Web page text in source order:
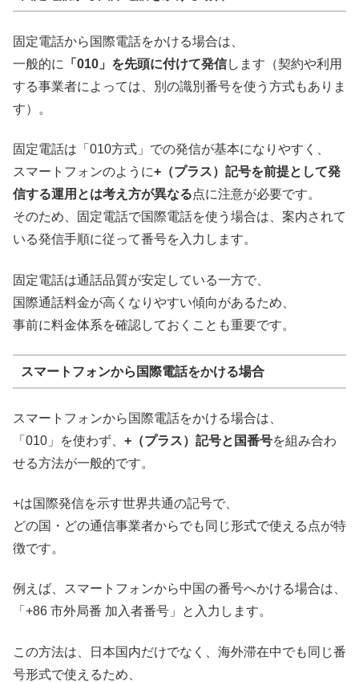
固定電話から国際電話をかける場合は、
一般的に
「010」を先頭に付けて発信します（契約や利用
する事業者によっては、別の識別番号を使う方式もありま
す）。
固定電話は「010方式」での発信が基本になりやすく、
スマートフォンのように+（プラス）記号を前提として発
信する運用とは考え方が異なる点に注意が必要です。
そのため、固定電話で国際電話を使う場合は、案内されて
いる発信手順に従って番号を入力します。
固定電話は通話品質が安定している一方で、
国際通話料金が高くなりやすい傾向があるため、
事前に料金体系を確認しておくことも重要です。
スマートフォンから国際電話をかける場合
スマートフォンから国際電話をかける場合は、
「010」を使わず、 +（プラス）記号と国番号を組み合わ
せる方法が一般的です。
+は国際発信を示す世界共通の記号で、
どの国・どの通信事業者からでも同じ形式で使える点が特
徴です。
例えば、スマートフォンから中国の番号へかける場合は、
「+86 市外局番 加入者番号」と入力します。
この方法は、日本国内だけでなく、海外滞在中でも同じ番
号形式で使えるため、